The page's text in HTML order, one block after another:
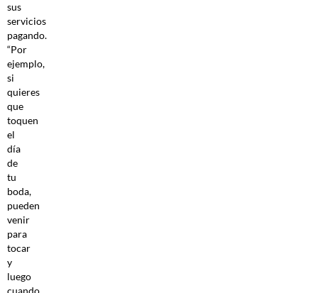
sus
servicios
pagando.
“Por
ejemplo,
si
quieres
que
toquen
el
día
de
tu
boda,
pueden
venir
para
tocar
y
luego